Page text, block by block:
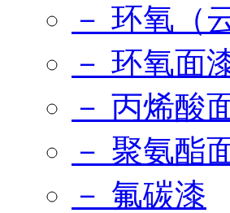
－ 环氧（
－ 环氧面
－ 丙烯酸
－ 聚氨酯
－ 氟碳漆